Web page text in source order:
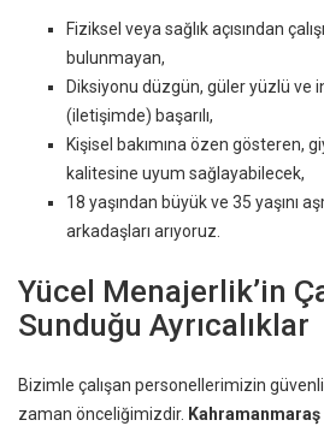
Fiziksel veya sağlık açısından
bulunmayan,
Diksiyonu düzgün, güler yüzlü ve
(iletişimde) başarılı,
Kişisel bakımına özen gösteren,
kalitesine uyum sağlayabilecek,
18 yaşından büyük ve 35 yaşını
arkadaşları arıyoruz.
Yücel Menajerlik’in
Sunduğu Ayrıcalıklar
Bizimle çalışan personellerimizin
zaman önceliğimizdir. Kahramanmaraş